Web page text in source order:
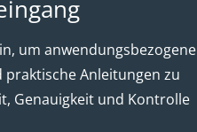
um anwendungsbezogene
Anleitungen zu
Genauigkeit und Kontrolle